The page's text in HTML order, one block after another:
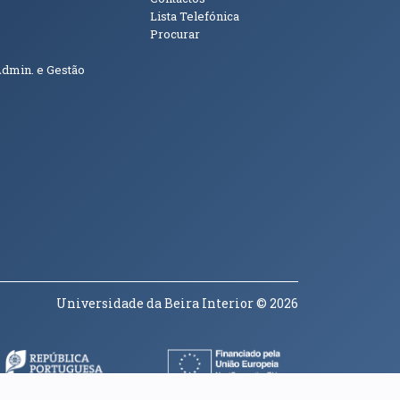
e Gestão
Lista Telefónica
Procurar
Universidade da Beira Interior© 2026
janela) (abre em nova janela)